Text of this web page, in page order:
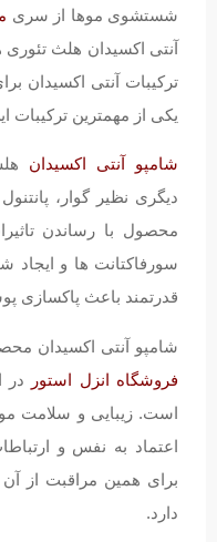
شستشوی موها از سری
آنتی اکسیدان هلث
ترکیبات آنتی اکسیدان
یکی از مهمترین
شامپو آنتی اکسیدان
دیگری نظیر گوار،
محصول با رساندن
سورفاکتانت ها و ایجاد
قدرتمند باعث
شامپو آنتی اکسیدان
فروشگاه انزل استور
در
است. زیبایی و سلامت
اعتماد به نفس و
برای همین مراقبت از
دارد.